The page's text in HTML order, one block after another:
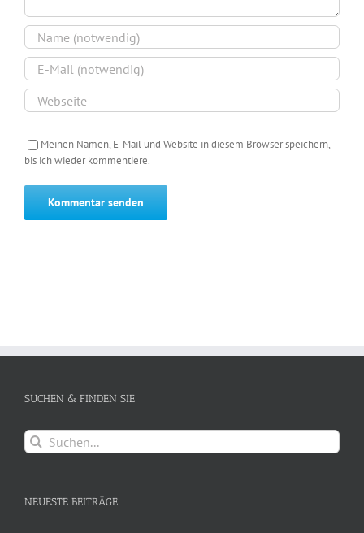
Meinen Namen, E-Mail und Website in diesem Browser speichern,
bis ich wieder kommentiere.
SUCHEN & FINDEN SIE
Suche
nach:
NEUESTE BEITRÄGE